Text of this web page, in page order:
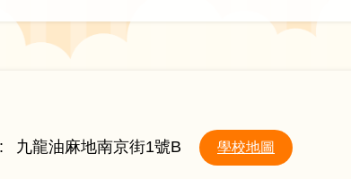
九龍油麻地南京街1號B 學校地圖